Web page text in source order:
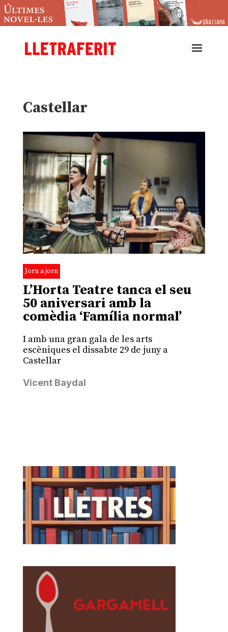
Castellar
Jorn a jorn
L’Horta Teatre tanca el seu
50 aniversari amb la
comèdia ‘Família normal’
I amb una gran gala de les arts
escèniques el dissabte 29 de juny a
Castellar
Vicent Baydal